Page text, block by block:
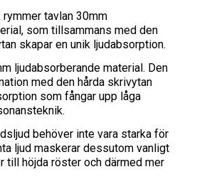
tavlan 30mm
som tillsammans med den
skapar en unik ljudabsorption.
ljudabsorberande material. Den
med den hårda skrivytan
som fångar upp låga
behöver inte vara starka för
ljud maskerar dessutom vanligt
till höjda röster och därmed mer